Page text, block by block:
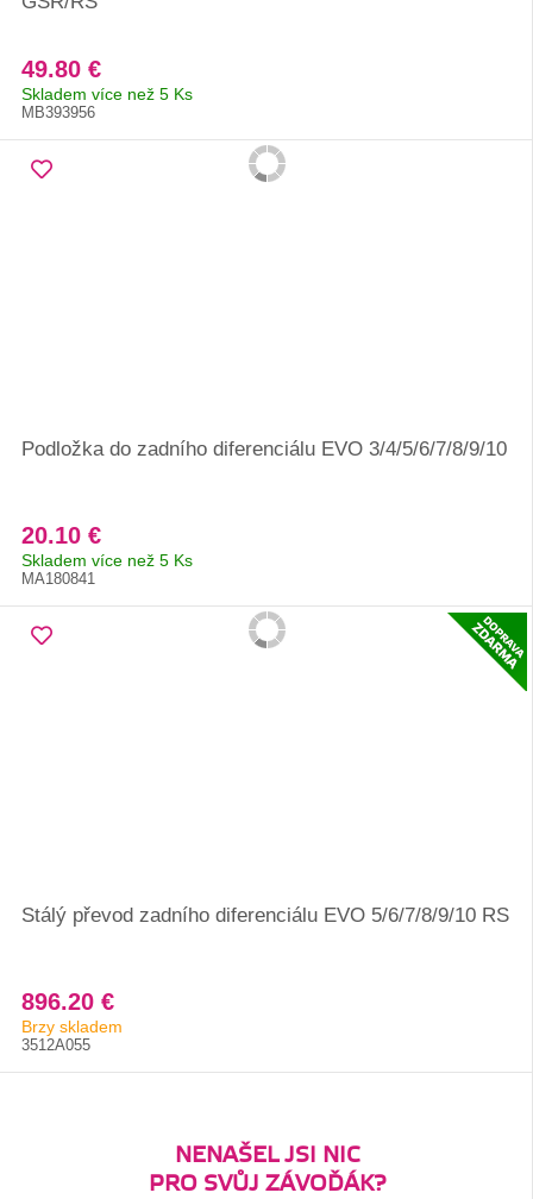
49.80 €
Skladem více než 5 Ks
MB393956
Podložka do zadního diferenciálu EVO 3/4/5/6/7/8/9/10
20.10 €
Skladem více než 5 Ks
MA180841
Stálý převod zadního diferenciálu EVO 5/6/7/8/9/10 RS
896.20 €
Brzy skladem
3512A055
NENAŠEL JSI NIC
PRO SVŮJ ZÁVOĎÁK?